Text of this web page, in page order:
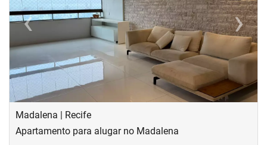
‹Previous ›Next
Madalena | Recife
Apartamento para alugar no Madalena